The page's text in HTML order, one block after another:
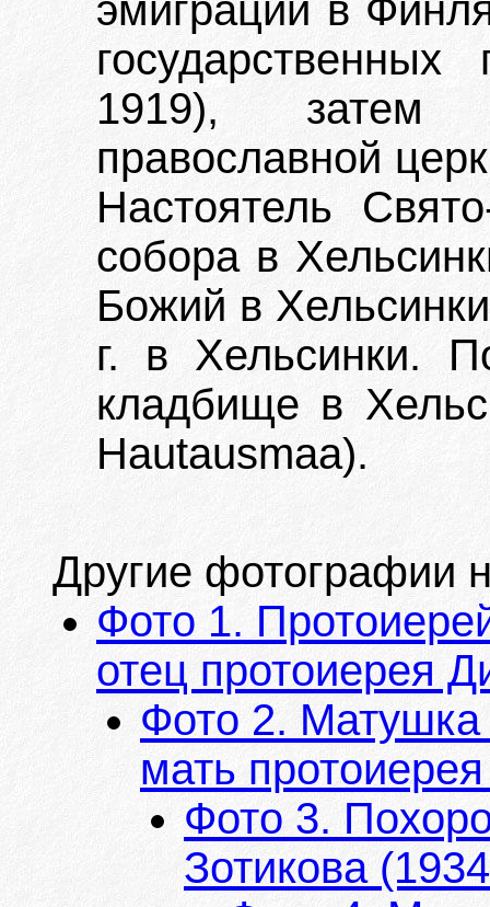
эмиграции в
1919), затем
православной
Настоятель
собора в
Божий в
г. в Хельсинки.
кладбище в
Hautausmaa).
Другие фотографии
Фото 1.
отец протоиерея
Фото 2. Матушка
мать
Фото 3.
Зотикова